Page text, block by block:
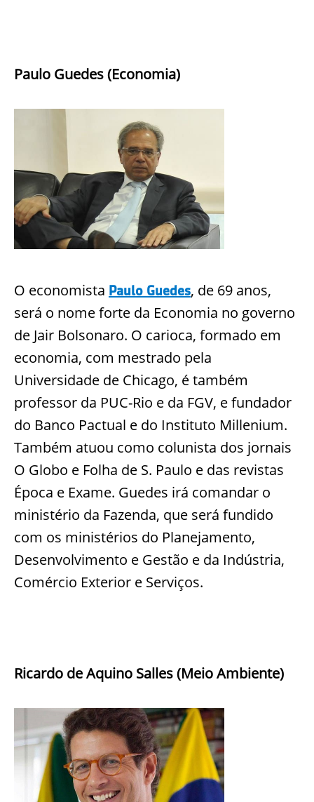
Paulo Guedes (Economia)
O economista Paulo Guedes, de 69 anos,
será o nome forte da Economia no governo
de Jair Bolsonaro. O carioca, formado em
economia, com mestrado pela
Universidade de Chicago, é também
professor da PUC-Rio e da FGV, e fundador
do Banco Pactual e do Instituto Millenium.
Também atuou como colunista dos jornais
O Globo e Folha de S. Paulo e das revistas
Época e Exame. Guedes irá comandar o
ministério da Fazenda, que será fundido
com os ministérios do Planejamento,
Desenvolvimento e Gestão e da Indústria,
Comércio Exterior e Serviços.
Ricardo de Aquino Salles (Meio Ambiente)